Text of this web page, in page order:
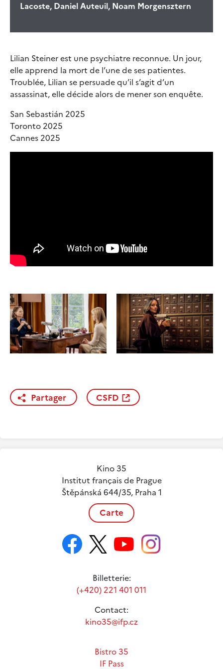
Lacoste, Daniel Auteuil, Noam Morgensztern
Lilian Steiner est une psychiatre reconnue. Un jour,
elle apprend la mort de l’une de ses patientes.
Troublée, Lilian se persuade qu’il s’agit d’un
assassinat, elle décide alors de mener son enquête.
San Sebastián 2025
Toronto 2025
Cannes 2025
Partager CSFD
Kino 35
Institut français de Prague
Štěpánská 644/35, Praha 1
Carte
Billetterie:
(+420) 221 401 011
Contact:
kino35@ifp.cz
Bistro 35
IF Pass